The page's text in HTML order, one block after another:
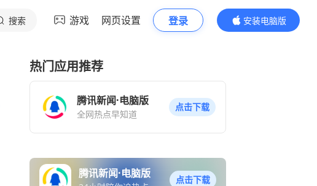
搜索 游戏 网页设置 登录
安装电脑版
内容更精彩
热门应用推荐
腾讯新闻·电脑版
全网热点早知道
点击下载
腾讯新闻·电脑版 点击下载